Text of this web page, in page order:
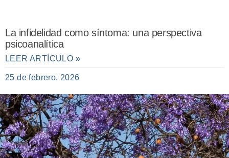
La infidelidad como síntoma: una perspectiva
psicoanalítica
LEER ARTÍCULO »
25 de febrero, 2026